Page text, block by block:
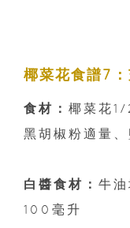
椰菜花食譜7
食材： 椰菜花1/
黑胡椒粉適量、
白醬食材： 牛
100毫升